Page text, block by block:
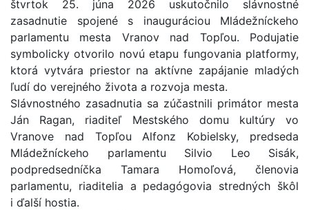
štvrtok 25. júna 2026 uskutočnilo slávnostné
zasadnutie spojené s inauguráciou Mládežníckeho
parlamentu mesta Vranov nad Topľou. Podujatie
symbolicky otvorilo novú etapu fungovania platformy,
ktorá vytvára priestor na aktívne zapájanie mladých
ľudí do verejného života a rozvoja mesta.
Slávnostného zasadnutia sa zúčastnili primátor mesta
Ján Ragan, riaditeľ Mestského domu kultúry vo
Vranove nad Topľou Alfonz Kobielsky, predseda
Mládežníckeho parlamentu Silvio Leo Sisák,
podpredsedníčka Tamara Homoľová, členovia
parlamentu, riaditelia a pedagógovia stredných škôl
i ďalší hostia.